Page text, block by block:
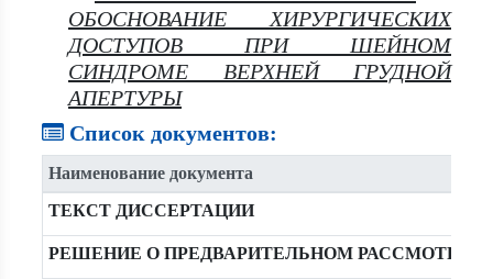
ОБОСНОВАНИЕ ХИРУРГИЧЕСКИХ
ДОСТУПОВ ПРИ ШЕЙНОМ
СИНДРОМЕ ВЕРХНЕЙ ГРУДНОЙ
АПЕРТУРЫ
Список документов:
Наименование документа
ТЕКСТ ДИССЕРТАЦИИ
РЕШЕНИЕ О ПРЕДВАРИТЕЛЬНОМ